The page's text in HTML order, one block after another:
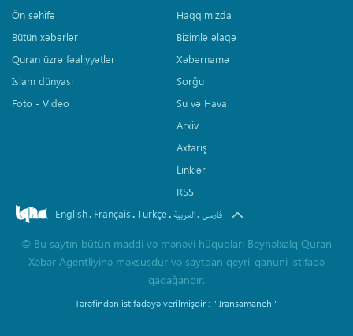
Ön səhifə
Bütün xəbərlər
Quran üzrə fəaliyyətlər
İslam dünyası
Foto - Video
Haqqımızda
Bizimlə əlaqə
Xəbərnamə
Sorğu
Su və Hava
Arxiv
Axtarış
Linklər
RSS
English. Français.Türkçe. العربیة.فارسی
© Bu saytın bütün maddi və mənəvi hüquqları Beynəlxalq Quran
Xəbər Agentliyinə məxsusdur və saytdan qeyri-qanuni istifadə
qadağandır.
Tərəfindən istifadəyə verilmişdir : " Iransamaneh "